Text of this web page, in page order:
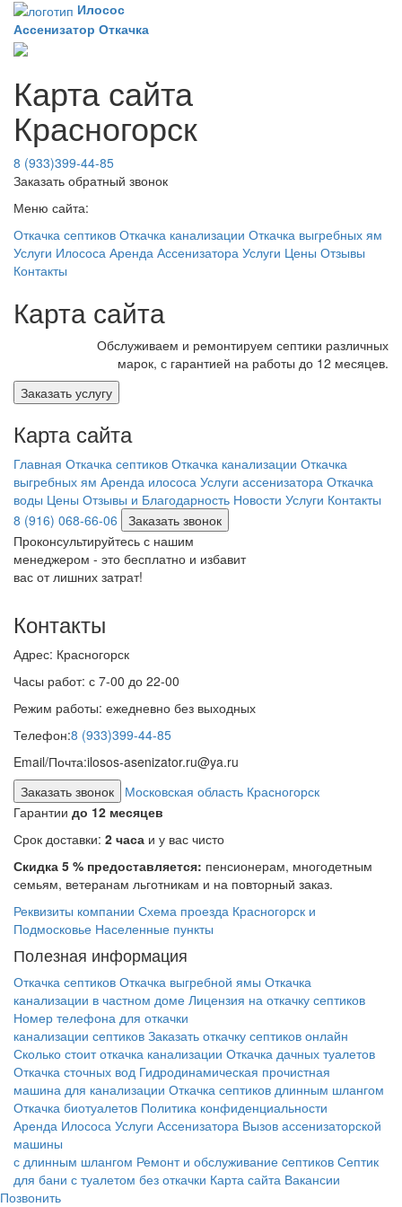
Илосос
Ассенизатор Откачка
Карта сайта
Красногорск
8 (933)399-44-85
Заказать обратный звонок
Меню сайта:
Откачка септиков Откачка канализации Откачка выгребных ям
Услуги Илососа Аренда Ассенизатора Услуги Цены Отзывы
Контакты
Карта сайта
Обслуживаем и ремонтируем септики различных
марок, с гарантией на работы до 12 месяцев.
Заказать услугу
Карта сайта
Главная Откачка септиков Откачка канализации Откачка
выгребных ям Аренда илососа Услуги ассенизатора Откачка
воды Цены Отзывы и Благодарность Новости Услуги Контакты
8 (916) 068-66-06
Заказать звонок
Проконсультируйтесь с нашим
менеджером - это бесплатно и избавит
вас от лишних затрат!
Контакты
Адрес: Красногорск
Часы работ: с 7-00 до 22-00
Режим работы: ежедневно без выходных
Телефон:8 (933)399-44-85
Email/Почта:ilosos-asenizator.ru@ya.ru
Заказать звонок
Московская область Красногорск
Гарантии до 12 месяцев
Срок доставки: 2 часа и у вас чисто
Скидка 5 % предоставляется: пенсионерам, многодетным
семьям, ветеранам льготникам и на повторный заказ.
Реквизиты компании Схема проезда Красногорск и
Подмосковье Населенные пункты
Полезная информация
Откачка септиков Откачка выгребной ямы Откачка
канализации в частном доме Лицензия на откачку септиков
Номер телефона для откачки
канализации септиков Заказать откачку септиков онлайн
Сколько стоит откачка канализации Откачка дачных туалетов
Откачка сточных вод Гидродинамическая прочистная
машина для канализации Откачка септиков длинным шлангом
Откачка биотуалетов Политика конфиденциальности
Аренда Илососа Услуги Ассенизатора Вызов ассенизаторской
машины
с длинным шлангом Ремонт и обслуживание cептиков Септик
для бани с туалетом без откачки Карта сайта Вакансии
Позвонить